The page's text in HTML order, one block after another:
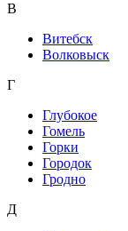
В
Витебск
Волковыск
Г
Глубокое
Гомель
Горки
Городок
Гродно
Д